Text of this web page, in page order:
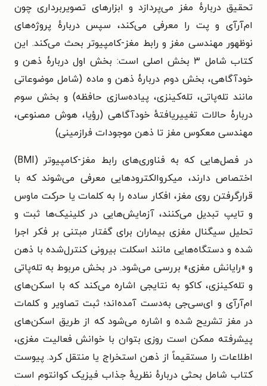
تحقیق دربارهٔ مغز می‌پردازد و ابزارهای تصویربرداری چون
ام‌آر‌آی و پت را معرفی می‌کند، سپس دربارهٔ پروژه‌های
نوظهور مهندسی مغز و رابط مغز-کامپیوتر بحث می‌کند. این
کتاب شامل ۳ بخش اصلی است: بخش اول دربارۀ ذهن و
خودآگاهی، بخش دوم دربارۀ ذهن و ماده (شامل موضوعاتی
مانند تله‌پاتی، تله‌کینزی، پیاده‌سازی حافظه) و بخش سوم
دربارۀ حالات تغییریافتهٔ خودآگاهی (رؤیا، هوش مصنوعی،
مهندسی معکوس مغز تا ذهن موجودات فرازمینی)
در فصل‌هایی که به فناوری‌های رابط مغز-کامپیوتر (BMI)
اختصاص دارند، میکروالکترودهایی معرفی می‌شوند که با
قرارگرفتن روی مغز، افکار ساده را به کلمات یا حرکت ماوس
و تایپ تبدیل می‌کنند، آزمایش‌هایی در کلینیک‌ها ثبت و
تحلیل سیگنال‌ مغزی بیماران برای گفتار مبتنی بر فکر اجرا
شده و دستگاه‌هایی مانند اسکلت بیرونی کنترل‌شده با ذهن
و «رایانش مغزی» بررسی می‌شود.در بخش مربوط به تله‌پاتی
و تله‌کینزی، کاکو به نتایجی اشاره می‌کند که با اسکن‌های
ام‌آر‌آی و ای‌سی‌جی به‌دست آمده‌اند؛ ثبت تصاویر و کلمات
در مغز تشریح شده و اشاره می‌شود که از طریق اسکن‌های
پیشرفته ممکن است روزی بتوان با خوانش فعالیت مغزی،
اطلاعات را مستقیماً از ذهن استخراج یا منتقل کرد. پیوست
کتاب شامل بحثی دربارهٔ نظریهٔ جذاب فیزیک کوانتوم است